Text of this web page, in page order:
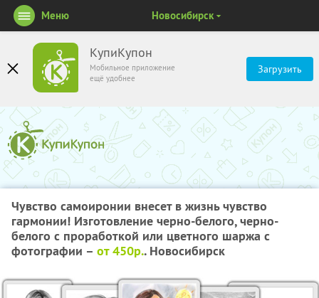
КупиКупон
Мобильное приложение
ещё удобнее
Загрузить
Меню Новосибирск
Чувство самоиронии внесет в жизнь чувство
гармонии! Изготовление черно-белого, черно-
белого с проработкой или цветного шаржа с
фотографии – от 450р.. Новосибирск